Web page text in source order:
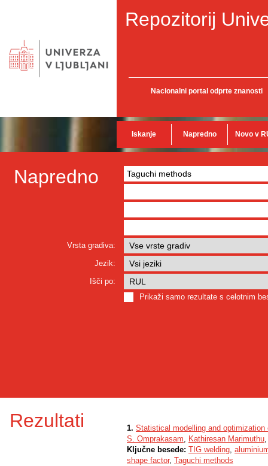
Repozitorij
Nacionalni portal odprte znanosti
Iskanje Napredno Novo v
Napredno
Vrsta gradiva:
Jezik:
Išči po:
Prikaži samo rezultate s celotnim
Rezultati 1. Statistical modelling and optimization
S. Omprakasam, Kathiresan Marimuthu
Ključne besede: TIG welding,
shape factor, Taguchi methods